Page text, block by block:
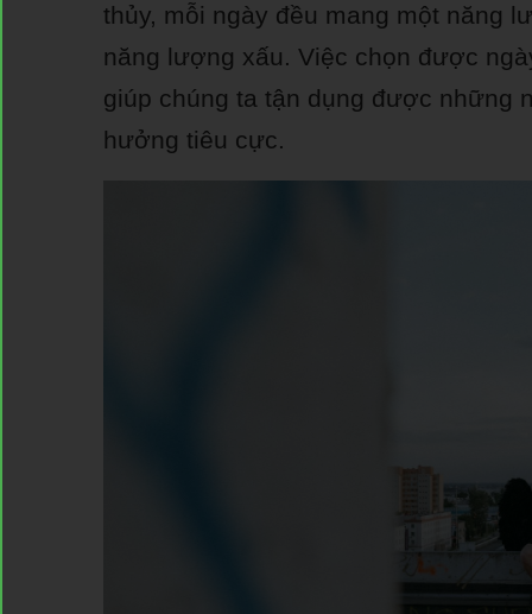
thủy, mỗi ngày đều mang một năng
năng lượng xấu. Việc chọn được
giúp chúng ta tận dụng được những
hưởng tiêu cực.